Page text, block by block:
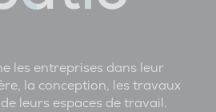
les entreprises dans leur
la conception, les travaux
leurs espaces de travail.